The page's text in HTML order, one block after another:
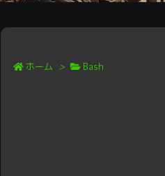
ホーム > Bash